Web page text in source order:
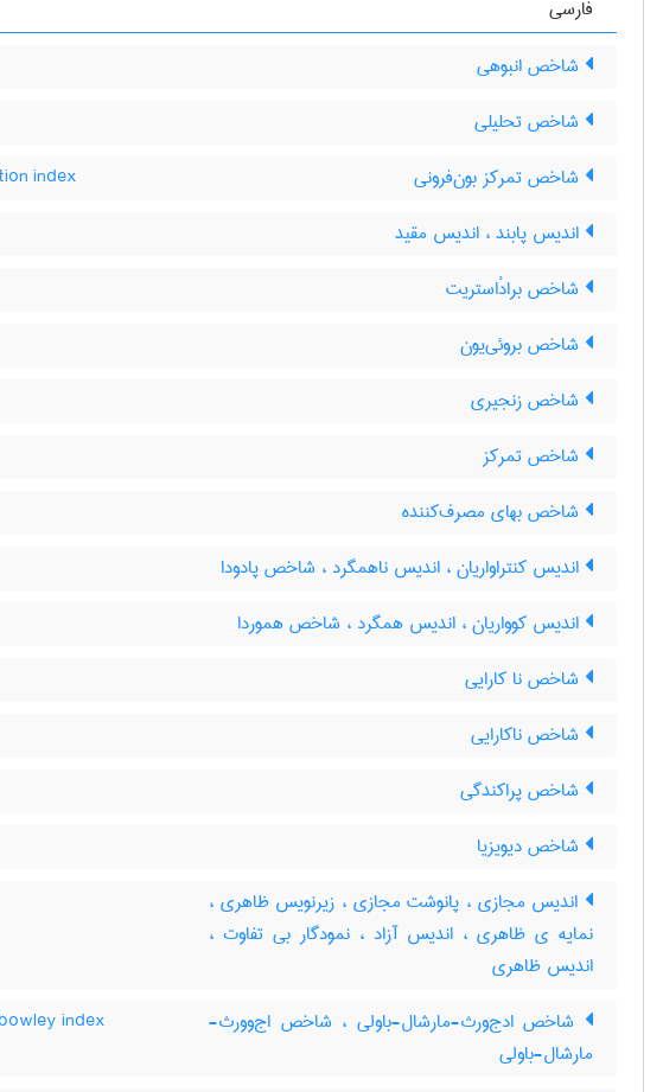
فارسی
شاخص انبوهی
شاخص تحلیلی
شاخص تمرکز بون‌فرونی index
اندیس پابند ، اندیس مقید
شاخص برادْاستریت
شاخص بروئی‌یون
شاخص زنجیری
شاخص تمرکز
شاخص بهای مصرف‌کننده
اندیس کنتراواریان ، اندیس ناهمگرد ، شاخص پادودا
اندیس کوواریان ، اندیس همگرد ، شاخص هموردا
شاخص نا کارایی
شاخص ناکارایی
شاخص پراکندگی
شاخص دیویزیا
اندیس مجازی ، پانوشت مجازی ، زیرنویس ظاهری ،
نمایه ی ظاهری ، اندیس آزاد ، نمودگار بی تفاوت ،
اندیس ظاهری
شاخص ادج‌ورث-مارشال-باولی ، شاخص اج‌وورث-
مارشال-باولی
index